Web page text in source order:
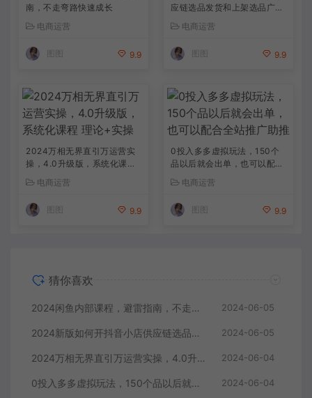
南，不走弯路快速成长
电商运营
9.9
应链选品发货和上架选品广场
精选联盟
电商运营
9.9
2024万相无界直引万运营实
操，4.0升级版，系统化课程
理论+实操
电商运营
9.9
0投入多多虚拟玩法，150个
品以后就会出单，也可以配合
全站推广助推
电商运营
9.9
猜你喜欢
2024闲鱼内部课程，避雷指南，不走弯路快速成长 2024-06-05
2024新版如何开抖音小店供应链选品发货和上架选品广场精选联盟 2024-06-05
2024万相无界直引万运营实操，4.0升级版，系统化课程 理论+实操 2024-06-04
0投入多多虚拟玩法，150个品以后就会出单，也可以配合全站推广助推 2024-06-04